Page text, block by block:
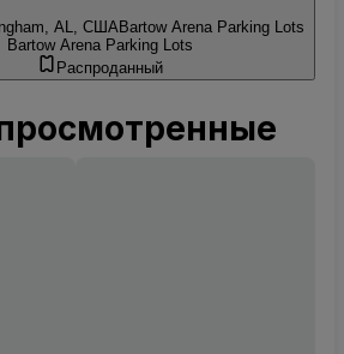
AL, США Bartow Arena Parking Lots
Bartow Arena Parking Lots
Распроданный